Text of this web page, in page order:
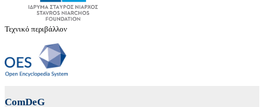
Τεχνικό περιβάλλον
ComDeG